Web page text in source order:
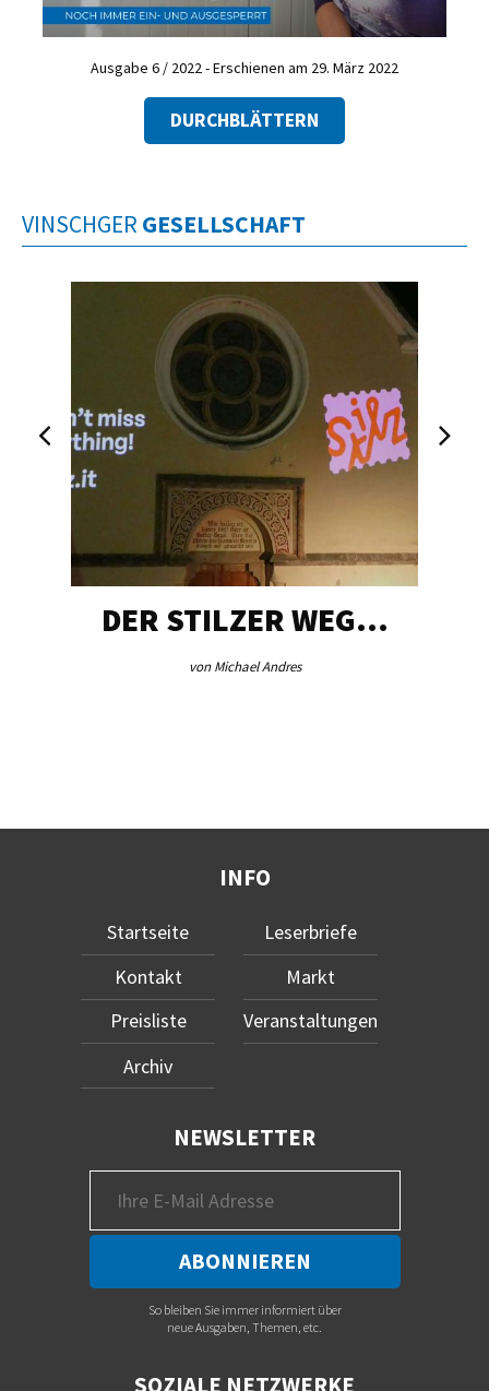
Ausgabe 6 / 2022 - Erschienen am 29. März 2022
DURCHBLÄTTERN
VINSCHGER GESELLSCHAFT
DER STILZER WEG…
von Michael Andres
INFO
Startseite
Kontakt
Preisliste
Archiv
Leserbriefe
Markt
Veranstaltungen
NEWSLETTER
So bleiben Sie immer informiert über
neue Ausgaben, Themen, etc.